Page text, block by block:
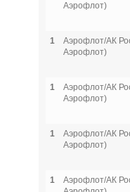
Аэрофлот)
1
Аэрофлот/АК
Аэрофлот)
1
Аэрофлот/АК
Аэрофлот)
1
Аэрофлот/АК
Аэрофлот)
1
Аэрофлот/АК